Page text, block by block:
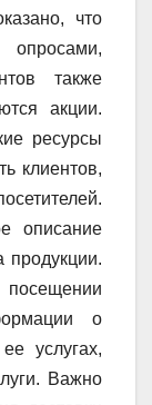
что
также
акции.
ресурсы
клиентов,
описание
продукции.
посещении
о
услугах,
Важно